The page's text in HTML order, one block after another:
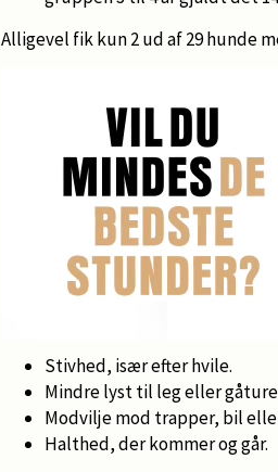
Alligevel fik kun 2 ud af 29 hunde
Stivhed, især efter hvile.
Mindre lyst til leg eller
Modvilje mod trapper, bil
Halthed, der kommer og går.